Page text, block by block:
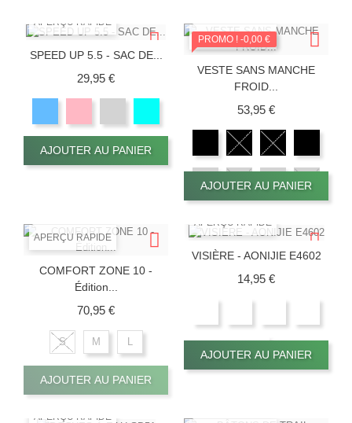
APERÇU RAPIDE
SPEED UP 5.5 - SAC DE...
29,95 €Prix
AJOUTER AU PANIER
APERÇU RAPIDE
PROMO ! -0,00 €
VESTE SANS MANCHE
FROID...
53,95 €Prix
AJOUTER AU PANIER
APERÇU RAPIDE
COMFORT ZONE 10 -
Édition...
70,95 €Prix
S M L
AJOUTER AU PANIER
APERÇU RAPIDE
VISIÈRE - AONIJIE E4602
14,95 €Prix
AJOUTER AU PANIER
APERÇU RAPIDE